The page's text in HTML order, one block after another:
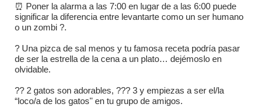
⏰ Poner la alarma a las 7:00 en lugar de a las 6:00 puede
significar la diferencia entre levantarte como un ser humano
o un zombi ?.
? Una pizca de sal menos y tu famosa receta podría pasar
de ser la estrella de la cena a un plato… dejémoslo en
olvidable.
?? 2 gatos son adorables, ??? 3 y empiezas a ser el/la
“loco/a de los gatos" en tu grupo de amigos.